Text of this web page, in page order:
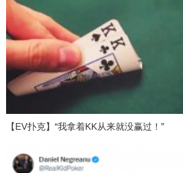
【EV扑克】“我拿着KK从来就没赢过！”